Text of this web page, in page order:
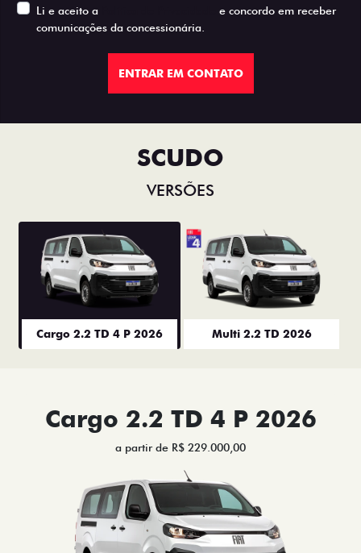
Li e aceito a
e concordo em receber
comunicações da concessionária.
ENTRAR EM CONTATO
SCUDO
VERSÕES
Cargo 2.2 TD 4 P 2026 Multi 2.2 TD 2026
Cargo 2.2 TD 4 P 2026
a partir de R$ 229.000,00